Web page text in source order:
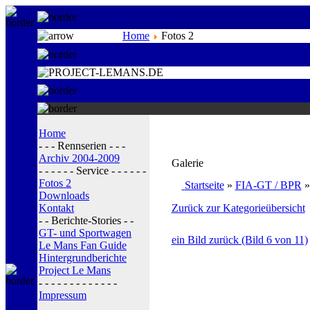
Home Fotos 2
Home
- - - Rennserien - - -
Archiv 2004-2009
- - - - - - Service - - - - - -
Fotos 2
Downloads
Kontakt
- - Berichte-Stories - -
GT- und Sportwagen
Le Mans Fan Guide
Hintergrundberichte
Project Le Mans
- - - - - - - - - - - - -
Impressum
Galerie
Startseite» FIA-GT / BPR
Zurück zur Kategorieübersicht
ein Bild zurück (Bild 6 von 11)